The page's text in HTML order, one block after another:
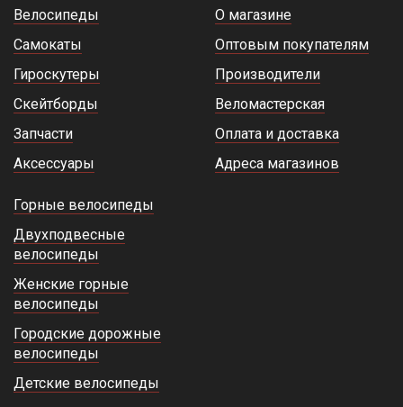
Велосипеды
Самокаты
Гироскутеры
Скейтборды
Запчасти
Аксессуары
О магазине
Оптовым покупателям
Производители
Веломастерская
Оплата и доставка
Адреса магазинов
Горные велосипеды
Двухподвесные
велосипеды
Женские горные
велосипеды
Городские дорожные
велосипеды
Детские велосипеды